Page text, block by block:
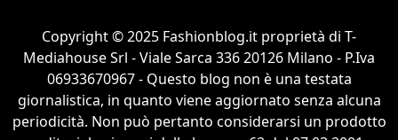
Copyright © 2025 Fashionblog.it proprietà di T-
Mediahouse Srl - Viale Sarca 336 20126 Milano - P.Iva
06933670967 - Questo blog non è una testata
giornalistica, in quanto viene aggiornato senza alcuna
periodicità. Non può pertanto considerarsi un prodotto